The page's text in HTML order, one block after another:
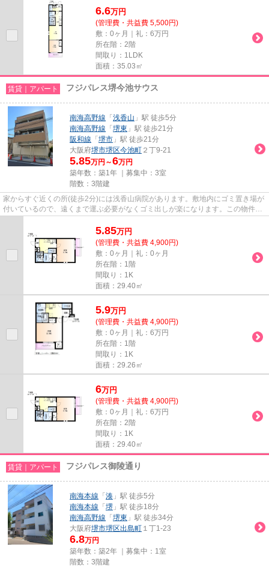
6.6万円
(管理費・共益費 5,500円)
敷：0ヶ月｜礼：6万円
所在階：2階
間取り：1LDK
面積：35.03㎡
賃貸｜アパート フジパレス堺今池サウス
南海高野線 「 浅香山 」駅 徒歩5分
南海高野線 「 堺東 」駅 徒歩21分
阪和線 「 堺市 」駅 徒歩21分
大阪府堺市堺区今池町 ２丁9-21
5.85万円～6万円
築年数：築1年 ｜募集中： 3室
階数：3階建
家からすぐ近くの所(徒歩2分)には浅香山病院があります。敷地内にゴミ置き場が
付いているので、遠くまで運ぶ必要がなくゴミ出しが楽になります。この物件は
5.85万円
(管理費・共益費 4,900円)
敷：0ヶ月｜礼：0ヶ月
所在階：1階
間取り：1K
面積：29.40㎡
5.9万円
(管理費・共益費 4,900円)
敷：0ヶ月｜礼：6万円
所在階：1階
間取り：1K
面積：29.26㎡
6万円
(管理費・共益費 4,900円)
敷：0ヶ月｜礼：6万円
所在階：2階
間取り：1K
面積：29.40㎡
賃貸｜アパート フジパレス御陵通り
南海本線 「 湊 」駅 徒歩5分
南海本線 「 堺 」駅 徒歩18分
南海高野線 「 堺東 」駅 徒歩34分
大阪府堺市堺区出島町 １丁1-23
6.8万円
築年数：築2年 ｜募集中： 1室
階数：3階建